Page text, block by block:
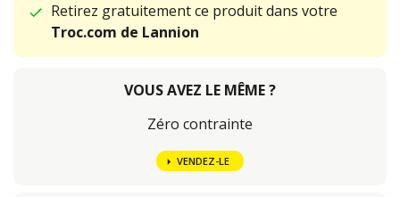
Retirez gratuitement ce produit dans votre
Troc.com de Lannion
VOUS AVEZ LE MÊME ?
Zéro contrainte
VENDEZ-LE